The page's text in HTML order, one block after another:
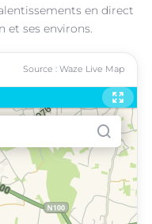
en direct
et ses environs.
Source : Waze Live Map